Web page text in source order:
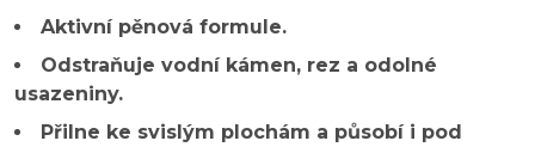
Aktivní pěnová formule.
Odstraňuje vodní kámen, rez a odolné
usazeniny.
Přilne ke svislým plochám a působí i pod